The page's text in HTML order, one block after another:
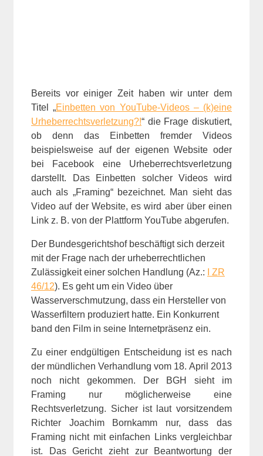
Bereits vor einiger Zeit haben wir unter dem
Titel „Einbetten von YouTube-Videos – (k)eine
Urheberrechtsverletzung?!“ die Frage diskutiert,
ob denn das Einbetten fremder Videos
beispielsweise auf der eigenen Website oder
bei Facebook eine Urheberrechtsverletzung
darstellt. Das Einbetten solcher Videos wird
auch als „Framing“ bezeichnet. Man sieht das
Video auf der Website, es wird aber über einen
Link z. B. von der Plattform YouTube abgerufen.
Der Bundesgerichtshof beschäftigt sich derzeit
mit der Frage nach der urheberrechtlichen
Zulässigkeit einer solchen Handlung (Az.:
I ZR
46/12). Es geht um ein Video über
Wasserverschmutzung, dass ein Hersteller von
Wasserfiltern produziert hatte. Ein Konkurrent
band den Film in seine Internetpräsenz ein.
Zu einer endgültigen Entscheidung ist es nach
der mündlichen Verhandlung vom 18. April 2013
noch nicht gekommen. Der BGH sieht im
Framing nur möglicherweise eine
Rechtsverletzung. Sicher ist laut vorsitzendem
Richter Joachim Bornkamm nur, dass das
Framing nicht mit einfachen Links vergleichbar
ist. Das Gericht zieht zur Beantwortung der